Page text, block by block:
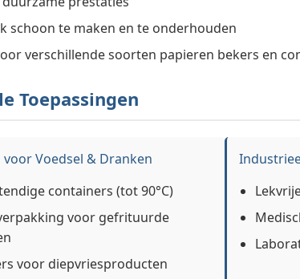
schoon te maken en te onderhouden
verschillende soorten papieren bekers en
Toepassingen
Voedsel & Dranken
containers (tot 90°C)
voor gefrituurde
voor diepvriesproducten